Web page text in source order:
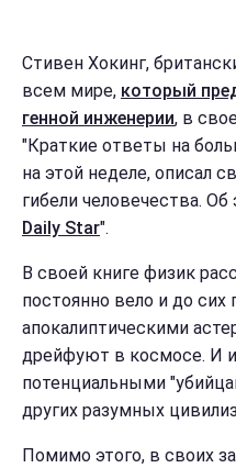
Стивен Хокинг,
всем мире, который
генной инженерии, в
"Краткие ответы на
на этой неделе, описал
гибели человечества.
Daily Star".
В своей книге физик
постоянно вело и до
апокалиптическими
дрейфуют в космосе. И
потенциальными
других разумных
Помимо этого, в своих